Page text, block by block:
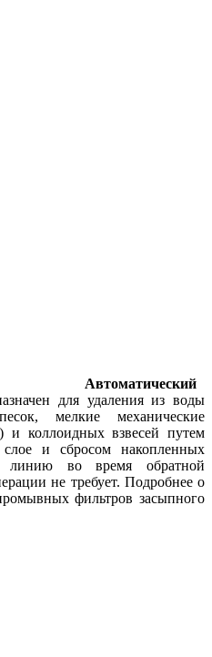
Автоматический
для удаления из воды
мелкие механические
и коллоидных взвесей путем
и сбросом накопленных
линию во время обратной
не требует. Подробнее о
фильтров засыпного